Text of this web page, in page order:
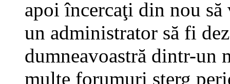
apoi încercaţi din nou
un administrator să fi
dumneavoastră dintr-un
multe forumuri şterg